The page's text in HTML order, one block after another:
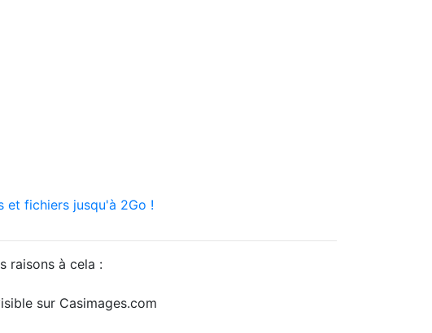
et fichiers jusqu'à 2Go !
raisons à cela :
sur Casimages.com